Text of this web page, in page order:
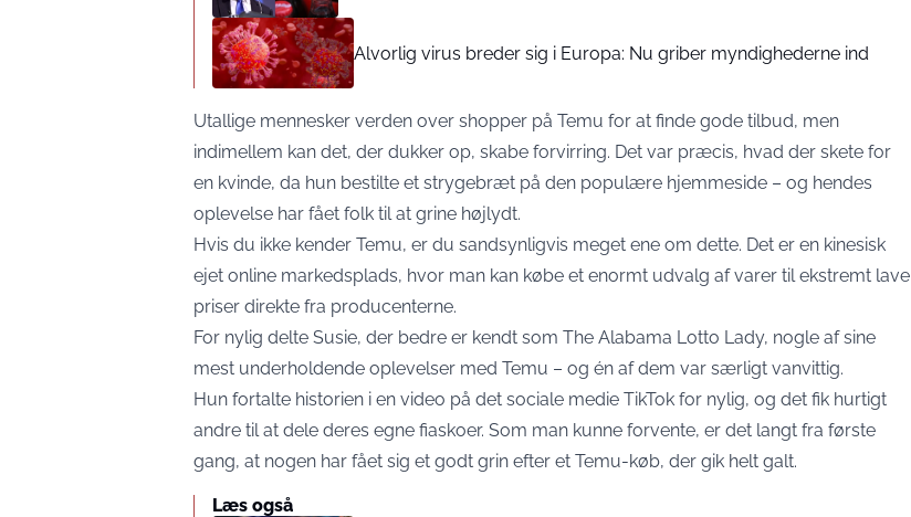
Alvorlig virus breder sig i Europa: Nu griber myndighederne ind
Utallige mennesker verden over shopper på Temu for at finde gode tilbud, men
indimellem kan det, der dukker op, skabe forvirring. Det var præcis, hvad der skete for
en kvinde, da hun bestilte et strygebræt på den populære hjemmeside – og hendes
oplevelse har fået folk til at grine højlydt.
Hvis du ikke kender Temu, er du sandsynligvis meget ene om dette. Det er en kinesisk
ejet online markedsplads, hvor man kan købe et enormt udvalg af varer til ekstremt lave
priser direkte fra producenterne.
For nylig delte Susie, der bedre er kendt som The Alabama Lotto Lady, nogle af sine
mest underholdende oplevelser med Temu – og én af dem var særligt vanvittig.
Hun fortalte historien i en video på det sociale medie TikTok for nylig, og det fik hurtigt
andre til at dele deres egne fiaskoer. Som man kunne forvente, er det langt fra første
gang, at nogen har fået sig et godt grin efter et Temu-køb, der gik helt galt.
Læs også